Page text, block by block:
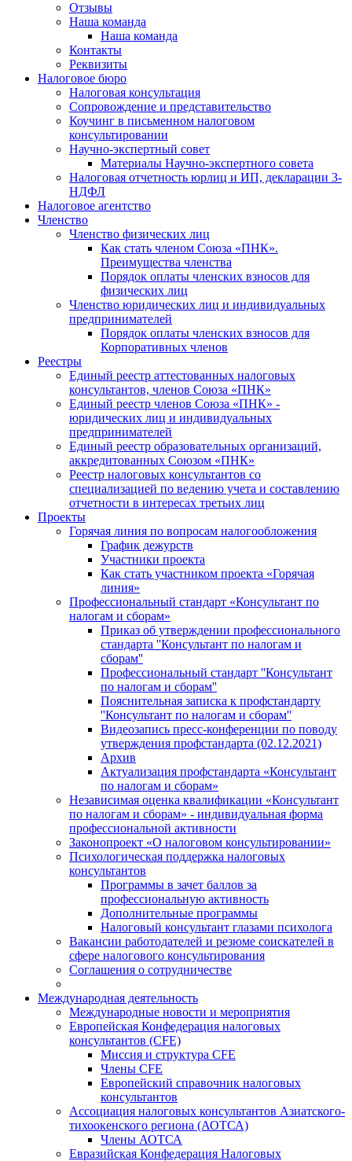
Отзывы
Наша команда
Наша команда
Контакты
Реквизиты
Налоговое бюро
Налоговая консультация
Cопровождение и представительство
Коучинг в письменном налоговом
консультировании
Научно-экспертный совет
Материалы Научно-экспертного совета
Налоговая отчетность юрлиц и ИП, декларации 3-
НДФЛ
Налоговое агентство
Членство
Членство физических лиц
Как стать членом Союза «ПНК».
Преимущества членства
Порядок оплаты членских взносов для
физических лиц
Членство юридических лиц и индивидуальных
предпринимателей
Порядок оплаты членских взносов для
Корпоративных членов
Реестры
Единый реестр аттестованных налоговых
консультантов, членов Союза «ПНК»
Единый реестр членов Союза «ПНК» -
юридических лиц и индивидуальных
предпринимателей
Единый реестр образовательных организаций,
аккредитованных Союзом «ПНК»
Реестр налоговых консультантов со
специализацией по ведению учета и составлению
отчетности в интересах третьих лиц
Проекты
Горячая линия по вопросам налогообложения
График дежурств
Участники проекта
Как стать участником проекта «Горячая
линия»
Профессиональный стандарт «Консультант по
налогам и сборам»
Приказ об утверждении профессионального
стандарта ''Консультант по налогам и
сборам''
Профессиональный стандарт ''Консультант
по налогам и сборам''
Пояснительная записка к профстандарту
''Консультант по налогам и сборам''
Видеозапись пресс-конференции по поводу
утверждения профстандарта (02.12.2021)
Архив
Актуализация профстандарта «Консультант
по налогам и сборам»
Независимая оценка квалификации «Консультант
по налогам и сборам» - индивидуальная форма
профессиональной активности
Законопроект «О налоговом консультировании»
Психологическая поддержка налоговых
консультантов
Программы в зачет баллов за
профессиональную активность
Дополнительные программы
Налоговый консультант глазами психолога
Вакансии работодателей и резюме соискателей в
сфере налогового консультирования
Соглашения о сотрудничестве
Международная деятельность
Международные новости и мероприятия
Европейская Конфедерация налоговых
консультантов (CFE)
Миссия и структура CFE
Члены CFE
Европейский справочник налоговых
консультантов
Ассоциация налоговых консультантов Азиатского-
тихоокенского региона (АОТСА)
Члены АОТСА
Евразийская Конфедерация Налоговых